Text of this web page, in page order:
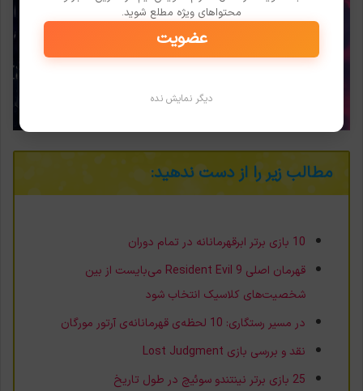
مطالب زیر را از دست ندهید:
10 بازی برتر ابرقهرمانانه در تمام دوران
قهرمان اصلی Resident Evil 9 می‌بایست از بین
شخصیت‌های کلاسیک انتخاب شود
در مسیر رستگاری: 10 لحظه‌ی قهرمانانه‌ی آرتور مورگان
نقد و بررسی بازی Lost Judgment
25 بازی برتر نینتندو سوئیچ در طول تاریخ
محتواهای ویژه مطلع شوید.
عضویت
دیگر نمایش نده